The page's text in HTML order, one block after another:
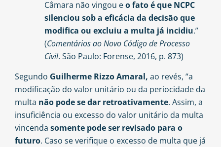
Câmara não vingou eo fato é que NCPC
silenciou sob a eficácia da decisão que
modifica ou excluiu a multa já incidiu.”
(Comentários ao Novo Código de Processo
Civil. São Paulo: Forense, 2016, p. 873)
Segundo Guilherme Rizzo Amaral, ao revés, “a
modificação do valor unitário ou da periocidade da
multa não pode se dar retroativamente. Assim, a
insuficiência ou excesso do valor unitário da multa
vincenda somente pode ser revisado para o
futuro. Caso se verifique o excesso de multa que já